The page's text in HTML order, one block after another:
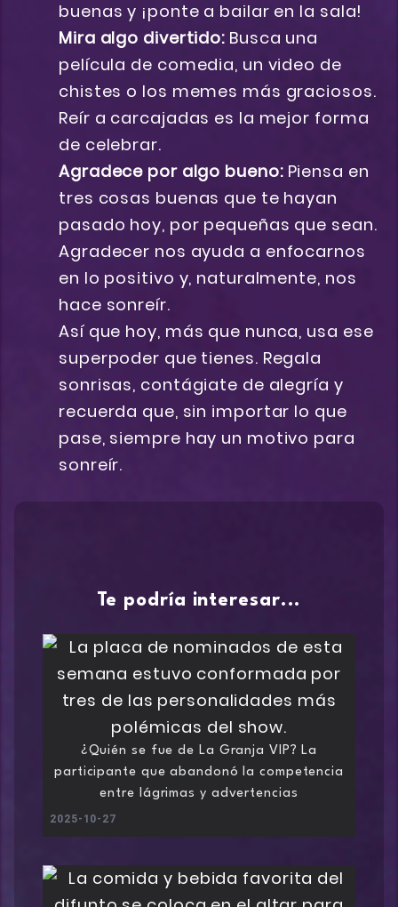
buenas y ¡ponte a bailar en la sala!
Mira algo divertido: Busca una
película de comedia, un video de
chistes o los memes más graciosos.
Reír a carcajadas es la mejor forma
de celebrar.
Agradece por algo bueno:Piensa en
tres cosas buenas que te hayan
pasado hoy, por pequeñas que sean.
Agradecer nos ayuda a enfocarnos
en lo positivo y, naturalmente, nos
hace sonreír.
Así que hoy, más que nunca, usa ese
superpoder que tienes. Regala
sonrisas, contágiate de alegría y
recuerda que, sin importar lo que
pase, siempre hay un motivo para
sonreír.
Te podría interesar...
¿Quién se fue de La Granja VIP? La
participante que abandonó la competencia
entre lágrimas y advertencias
2025-10-27